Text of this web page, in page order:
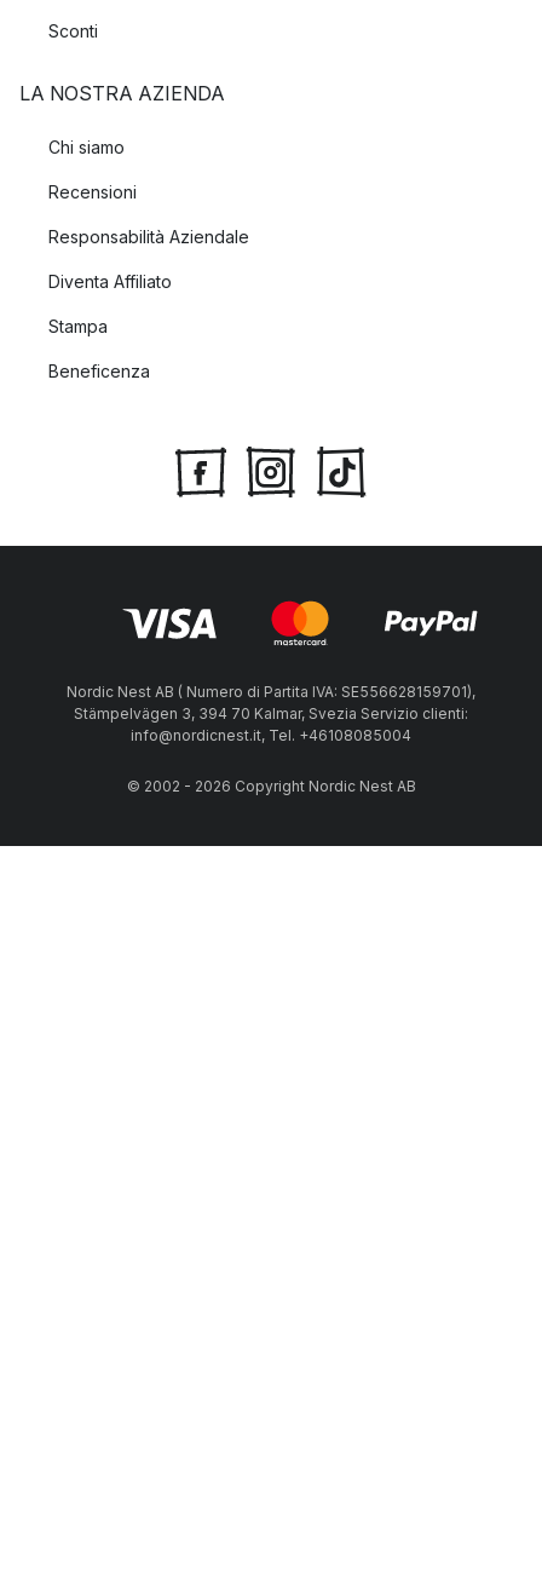
Sconti
LA NOSTRA AZIENDA
Chi siamo
Recensioni
Responsabilità Aziendale
Diventa Affiliato
Stampa
Beneficenza
Nordic Nest AB ( Numero di Partita IVA: SE556628159701),
Stämpelvägen 3, 394 70 Kalmar, Svezia Servizio clienti:
info@nordicnest.it, Tel. +46108085004
© 2002 - 2026 Copyright Nordic Nest AB